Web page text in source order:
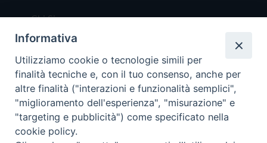
Chi Siamo
Redazione
Scrivici
Copyright © 2019 - Tutti i diritti riservati - Vita
Informativa
Utilizziamo cookie o tecnologie simili per
finalità tecniche e, con il tuo consenso, anche per
altre finalità ("interazioni e funzionalità semplici",
"miglioramento dell'esperienza", "misurazione" e
"targeting e pubblicità") come specificato nella
cookie policy.